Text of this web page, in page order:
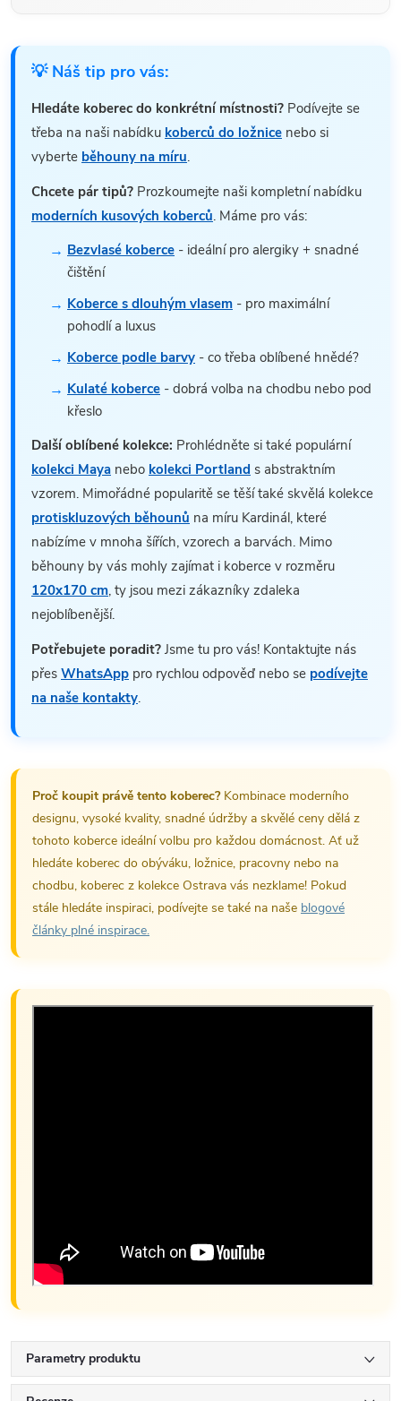
💡 Náš tip pro vás:
Hledáte koberec do konkrétní místnosti? Podívejte se
třeba na naši nabídku koberců do ložnice nebo si
vyberte běhouny na míru.
Chcete pár tipů? Prozkoumejte naši kompletní nabídku
moderních kusových koberců. Máme pro vás:
Bezvlasé koberce - ideální pro alergiky + snadné
čištění
Koberce s dlouhým vlasem - pro maximální
pohodlí a luxus
Koberce podle barvy - co třeba oblíbené hnědé?
Kulaté koberce - dobrá volba na chodbu nebo pod
křeslo
Další oblíbené kolekce: Prohlédněte si také populární
kolekci Maya nebo kolekci Portland s abstraktním
vzorem. Mimořádné popularitě se těší také skvělá kolekce
protiskluzových běhounů na míru Kardinál, které
nabízíme v mnoha šířích, vzorech a barvách. Mimo
běhouny by vás mohly zajímat i koberce v rozměru
120x170 cm, ty jsou mezi zákazníky zdaleka
nejoblíbenější.
Potřebujete poradit? Jsme tu pro vás! Kontaktujte nás
přes WhatsApp pro rychlou odpověď nebo se podívejte
na naše kontakty.
Proč koupit právě tento koberec?Kombinace moderního
designu, vysoké kvality, snadné údržby a skvělé ceny dělá z
tohoto koberce ideální volbu pro každou domácnost. Ať už
hledáte koberec do obýváku, ložnice, pracovny nebo na
chodbu, koberec z kolekce Ostrava vás nezklame! Pokud
stále hledáte inspiraci, podívejte se také na naše blogové
články plné inspirace.
Parametry produktu